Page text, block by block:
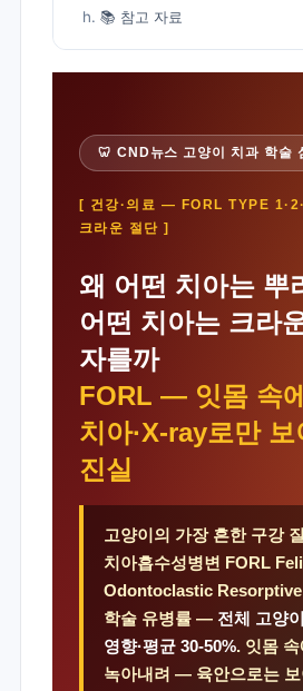
📚 참고 자료
🦷 CND뉴스 고양이 치과 학술
[ 건강·의료 — FORL TYPE
크라운 절단 ]
왜 어떤 치아는 뿌
어떤 치아는 크라
자를까
FORL — 잇몸 속
치아·X-ray로만
진실
고양이의 가장 흔한 구강
치아흡수성병변 FORL
Odontoclastic
학술 유병률 — 전체 고양
영향·평균 30-50%. 잇몸
녹아내려 — 육안으로는 보